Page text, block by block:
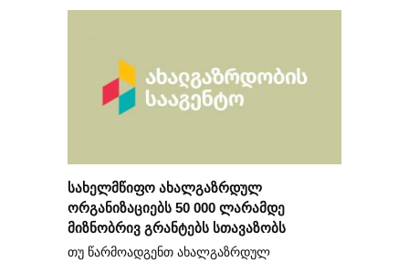
სახელმწიფო ახალგაზრდულ
ორგანიზაციებს 50 000 ლარამდე
მიზნობრივ გრანტებს სთავაზობს
თუ წარმოადგენთ ახალგაზრდულ